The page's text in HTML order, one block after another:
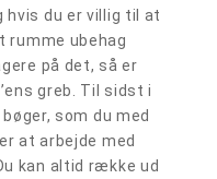
du er villig til at
rumme ubehag
på det, så er
greb. Til sidst i
som du med
at arbejde med
kan altid række ud